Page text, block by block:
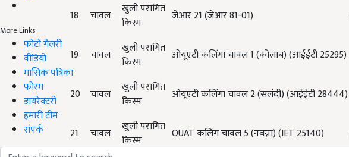
More Links
फोटो गैलरी
वीडियो
मासिक पत्रिका
फोरम
डायरेक्टरी
हमारी टीम
संपर्क
18 चावल
खुली परागित
किस्म
जेआर 21 (जेआर81-01)
19 चावल
खुली परागित
किस्म
ओयूएटी कलिंगा चावल 1 (कोलाब) (आईईटी25295)
20 चावल
खुली परागित
किस्म
ओयूएटी कलिंगा चावल 2 (सलंदी) (आईईटी28444)
21 चावल
खुली परागित
किस्म
OUATकलिंग चावल5 (नबन्ना) (IET 25140)